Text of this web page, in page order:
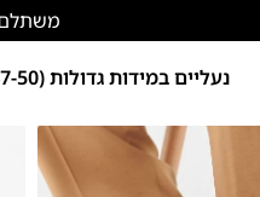
משתלם
נעליים במידות גדולות (47-50)